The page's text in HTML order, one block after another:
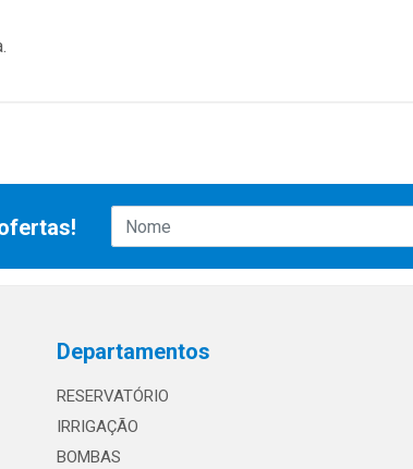
Departamentos
RESERVATÓRIO
IRRIGAÇÃO
BOMBAS